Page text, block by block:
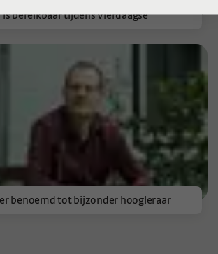
bereikbaar tijdens Vierdaagse
benoemd tot bijzonder hoogleraar